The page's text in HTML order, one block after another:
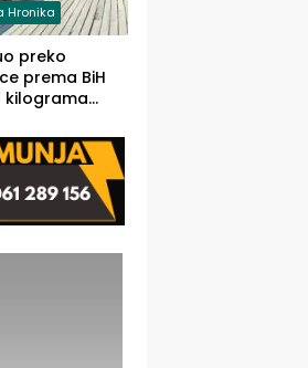
Hronika
preko
prema BiH
kilograma